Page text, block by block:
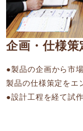
企画・仕様策
●製品の企画から市
製品の仕様策定をエ
●設計工程を経て試